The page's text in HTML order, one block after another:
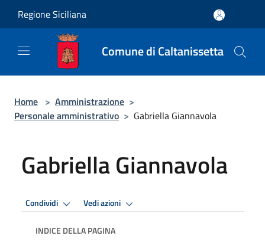
Regione Siciliana
Comune di Caltanissetta
Home > Amministrazione >
Personale amministrativo > Gabriella Giannavola
Gabriella Giannavola
Condividi Vedi azioni
INDICE DELLA PAGINA